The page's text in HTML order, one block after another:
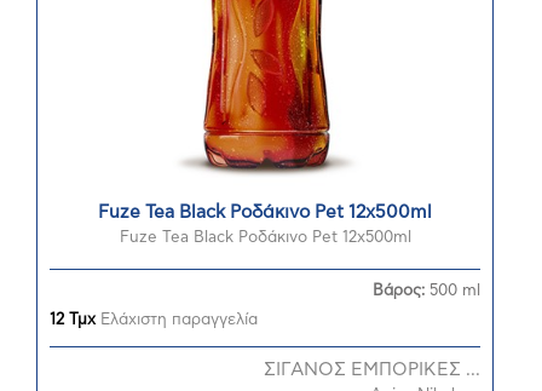
Fuze Tea Black Ροδάκινο Pet 12x500ml
Fuze Tea Black Ροδάκινο Pet 12x500ml
12 ΤμχΕλάχιστη παραγγελία
Βάρος: 500 ml
ΣΙΓΑΝΟΣ ΕΜΠΟΡΙΚΕΣ ...